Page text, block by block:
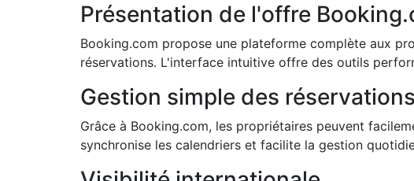
Présentation de l'offre
Booking.com propose une plateforme complète aux
réservations. L'interface intuitive offre des outils
Gestion simple des
Grâce à Booking.com, les propriétaires peuvent
synchronise les calendriers et facilite la gestion